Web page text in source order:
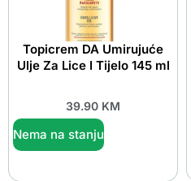
Topicrem DA Umirujuće
Ulje Za Lice I Tijelo 145 ml
39.90 KM
Nema na stanju